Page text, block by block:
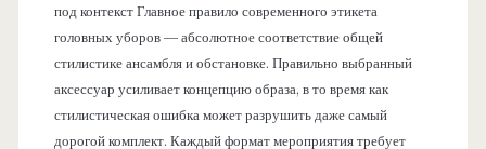
под контекст Главное правило современного этикета
головных уборов — абсолютное соответствие общей
стилистике ансамбля и обстановке. Правильно выбранный
аксессуар усиливает концепцию образа, в то время как
стилистическая ошибка может разрушить даже самый
дорогой комплект. Каждый формат мероприятия требует